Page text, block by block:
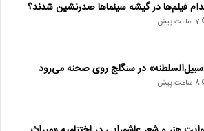
فیلم‌ها در گیشه سینماها صدرنشین شدند؟
7 ساعت پیش
در سنگلج روی صحنه می‌رود
8 ساعت پیش